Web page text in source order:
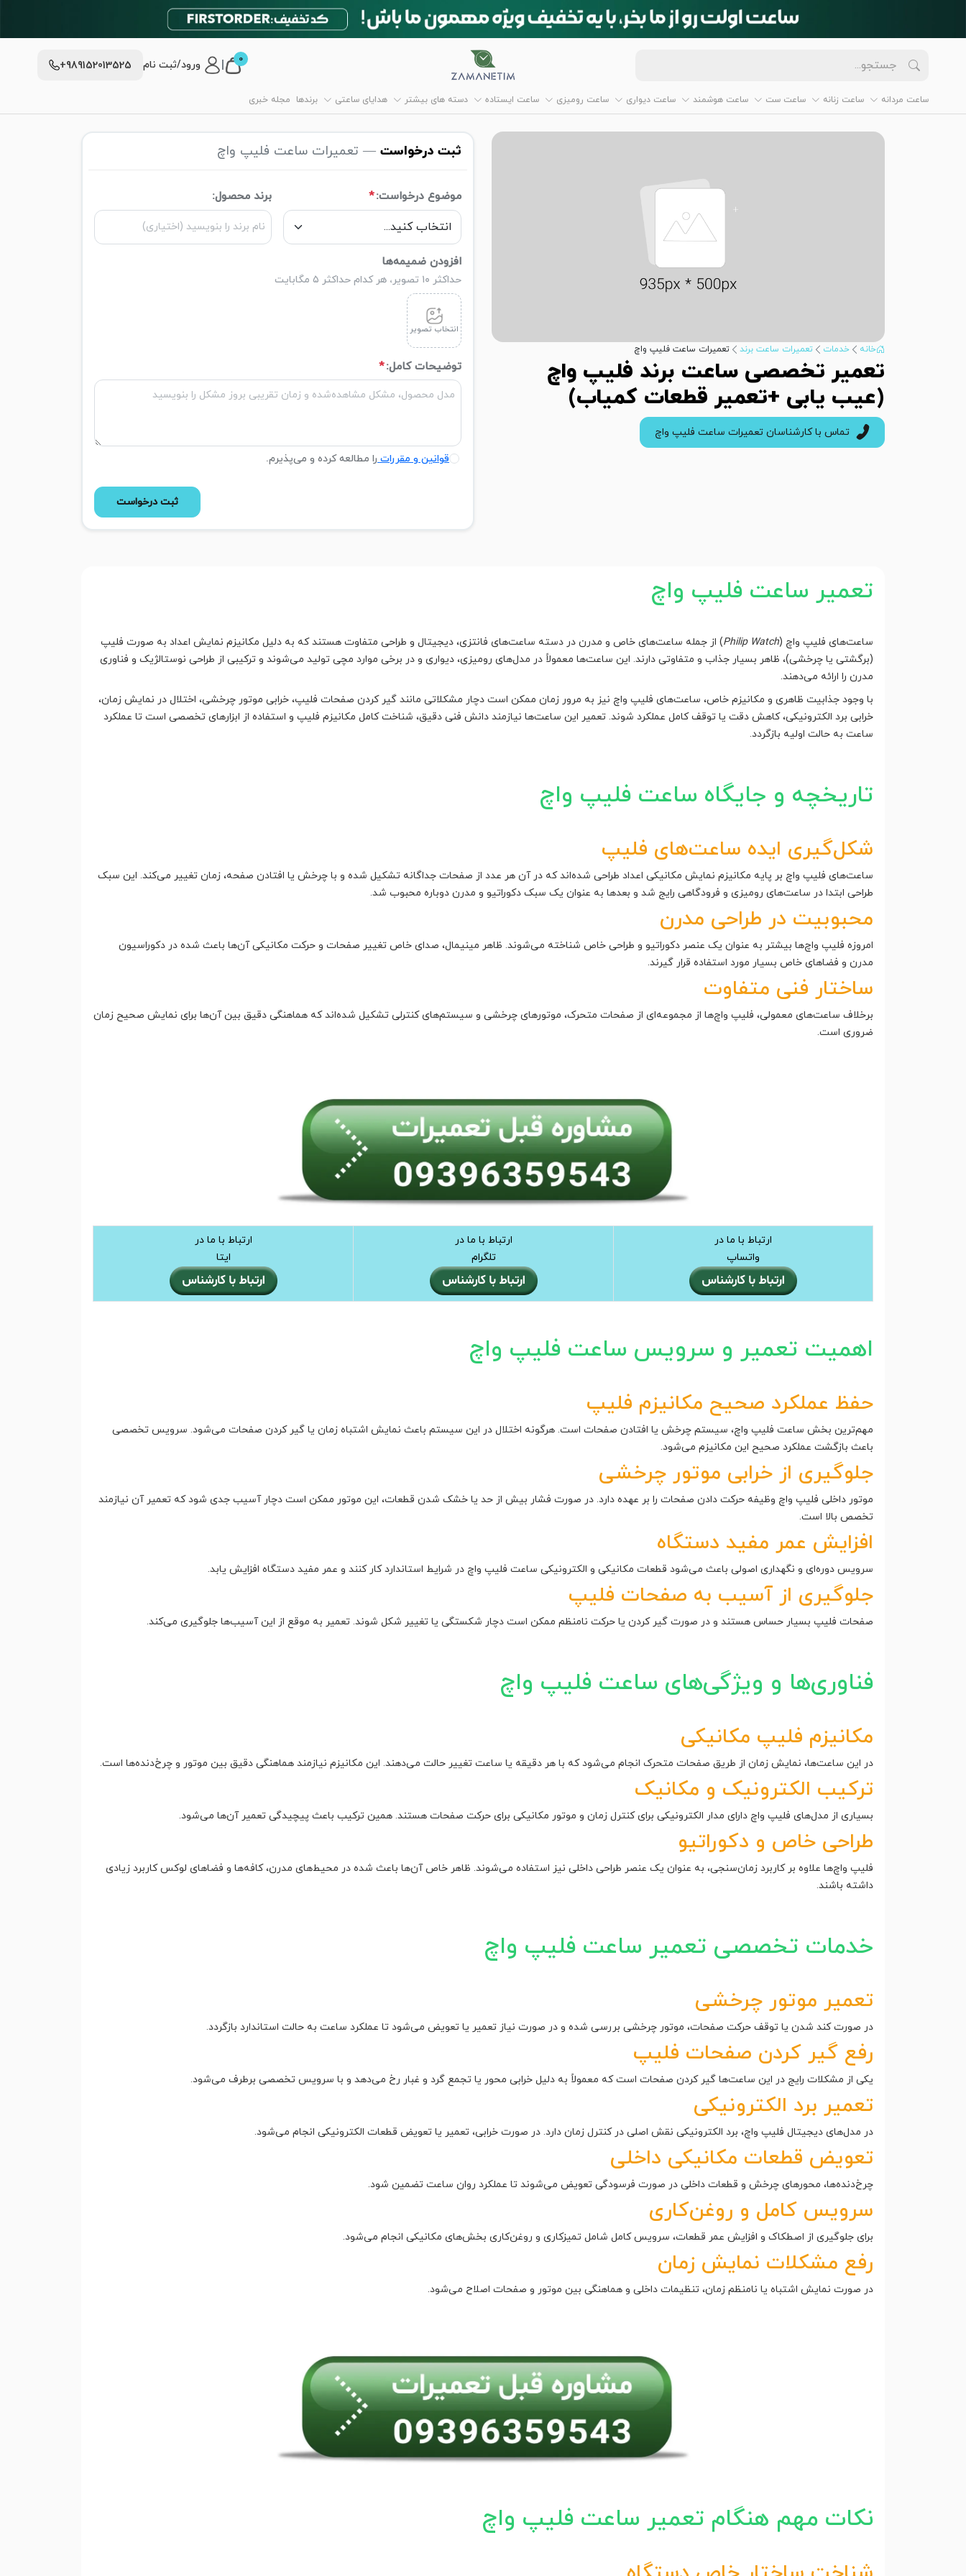
0 ورود/ثبت نام +989152013525
ساعت مردانه ساعت زنانه ساعت ست ساعت هوشمند ساعت دیواری ساعت رومیزی ساعت ایستاده دسته های بیشتر هدایای ساعتی برندها مجله خبری
خانه خدمات تعمیرات ساعت برند تعمیرات ساعت فلیپ واچ
تعمیر تخصصی ساعت برند فلیپ واچ
(عیب یابی +تعمیر قطعات کمیاب)
تماس با کارشناسان تعمیرات ساعت فلیپ واچ
ثبت درخواست — تعمیرات ساعت فلیپ واچ
موضوع درخواست:* برند محصول:
افزودن ضمیمه‌ها
حداکثر ۱۰ تصویر، هر کدام حداکثر ۵ مگابایت
انتخاب تصویر
توضیحات کامل:*
قوانین و مقررات را مطالعه کرده و می‌پذیرم.
ثبت درخواست
تعمیر ساعت فلیپ واچ
ساعت‌های فلیپ واچ (Philip Watch) از جمله ساعت‌های خاص و مدرن در دسته ساعت‌های فانتزی، دیجیتال و طراحی متفاوت هستند که به دلیل مکانیزم نمایش اعداد به صورت فلیپ
(برگشتی یا چرخشی)، ظاهر بسیار جذاب و متفاوتی دارند. این ساعت‌ها معمولاً در مدل‌های رومیزی، دیواری و در برخی موارد مچی تولید می‌شوند و ترکیبی از طراحی نوستالژیک و فناوری
مدرن را ارائه می‌دهند.
با وجود جذابیت ظاهری و مکانیزم خاص، ساعت‌های فلیپ واچ نیز به مرور زمان ممکن است دچار مشکلاتی مانند گیر کردن صفحات فلیپ، خرابی موتور چرخشی، اختلال در نمایش زمان،
خرابی برد الکترونیکی، کاهش دقت یا توقف کامل عملکرد شوند. تعمیر این ساعت‌ها نیازمند دانش فنی دقیق، شناخت کامل مکانیزم فلیپ و استفاده از ابزارهای تخصصی است تا عملکرد
ساعت به حالت اولیه بازگردد.
تاریخچه و جایگاه ساعت فلیپ واچ
شکل‌گیری ایده ساعت‌های فلیپ
ساعت‌های فلیپ واچ بر پایه مکانیزم نمایش مکانیکی اعداد طراحی شده‌اند که در آن هر عدد از صفحات جداگانه تشکیل شده و با چرخش یا افتادن صفحه، زمان تغییر می‌کند. این سبک
طراحی ابتدا در ساعت‌های رومیزی و فرودگاهی رایج شد و بعدها به عنوان یک سبک دکوراتیو و مدرن دوباره محبوب شد.
محبوبیت در طراحی مدرن
امروزه فلیپ واچ‌ها بیشتر به عنوان یک عنصر دکوراتیو و طراحی خاص شناخته می‌شوند. ظاهر مینیمال، صدای خاص تغییر صفحات و حرکت مکانیکی آن‌ها باعث شده در دکوراسیون
مدرن و فضاهای خاص بسیار مورد استفاده قرار گیرند.
ساختار فنی متفاوت
برخلاف ساعت‌های معمولی، فلیپ واچ‌ها از مجموعه‌ای از صفحات متحرک، موتورهای چرخشی و سیستم‌های کنترلی تشکیل شده‌اند که هماهنگی دقیق بین آن‌ها برای نمایش صحیح زمان
ضروری است.
ارتباط با ما در
واتساپ
ارتباط با ما در
تلگرام
ارتباط با ما در
ایتا
اهمیت تعمیر و سرویس ساعت فلیپ واچ
حفظ عملکرد صحیح مکانیزم فلیپ
مهم‌ترین بخش ساعت فلیپ واچ، سیستم چرخش یا افتادن صفحات است. هرگونه اختلال در این سیستم باعث نمایش اشتباه زمان یا گیر کردن صفحات می‌شود. سرویس تخصصی
باعث بازگشت عملکرد صحیح این مکانیزم می‌شود.
جلوگیری از خرابی موتور چرخشی
موتور داخلی فلیپ واچ وظیفه حرکت دادن صفحات را بر عهده دارد. در صورت فشار بیش از حد یا خشک شدن قطعات، این موتور ممکن است دچار آسیب جدی شود که تعمیر آن نیازمند
تخصص بالا است.
افزایش عمر مفید دستگاه
سرویس دوره‌ای و نگهداری اصولی باعث می‌شود قطعات مکانیکی و الکترونیکی ساعت فلیپ واچ در شرایط استاندارد کار کنند و عمر مفید دستگاه افزایش یابد.
جلوگیری از آسیب به صفحات فلیپ
صفحات فلیپ بسیار حساس هستند و در صورت گیر کردن یا حرکت نامنظم ممکن است دچار شکستگی یا تغییر شکل شوند. تعمیر به موقع از این آسیب‌ها جلوگیری می‌کند.
فناوری‌ها و ویژگی‌های ساعت فلیپ واچ
مکانیزم فلیپ مکانیکی
در این ساعت‌ها، نمایش زمان از طریق صفحات متحرک انجام می‌شود که با هر دقیقه یا ساعت تغییر حالت می‌دهند. این مکانیزم نیازمند هماهنگی دقیق بین موتور و چرخ‌دنده‌ها است.
ترکیب الکترونیک و مکانیک
بسیاری از مدل‌های فلیپ واچ دارای مدار الکترونیکی برای کنترل زمان و موتور مکانیکی برای حرکت صفحات هستند. همین ترکیب باعث پیچیدگی تعمیر آن‌ها می‌شود.
طراحی خاص و دکوراتیو
فلیپ واچ‌ها علاوه بر کاربرد زمان‌سنجی، به عنوان یک عنصر طراحی داخلی نیز استفاده می‌شوند. ظاهر خاص آن‌ها باعث شده در محیط‌های مدرن، کافه‌ها و فضاهای لوکس کاربرد زیادی
داشته باشند.
خدمات تخصصی تعمیر ساعت فلیپ واچ
تعمیر موتور چرخشی
در صورت کند شدن یا توقف حرکت صفحات، موتور چرخشی بررسی شده و در صورت نیاز تعمیر یا تعویض می‌شود تا عملکرد ساعت به حالت استاندارد بازگردد.
رفع گیر کردن صفحات فلیپ
یکی از مشکلات رایج در این ساعت‌ها گیر کردن صفحات است که معمولاً به دلیل خرابی محور یا تجمع گرد و غبار رخ می‌دهد و با سرویس تخصصی برطرف می‌شود.
تعمیر برد الکترونیکی
در مدل‌های دیجیتال فلیپ واچ، برد الکترونیکی نقش اصلی در کنترل زمان دارد. در صورت خرابی، تعمیر یا تعویض قطعات الکترونیکی انجام می‌شود.
تعویض قطعات مکانیکی داخلی
چرخ‌دنده‌ها، محورهای چرخش و قطعات داخلی در صورت فرسودگی تعویض می‌شوند تا عملکرد روان ساعت تضمین شود.
سرویس کامل و روغن‌کاری
برای جلوگیری از اصطکاک و افزایش عمر قطعات، سرویس کامل شامل تمیزکاری و روغن‌کاری بخش‌های مکانیکی انجام می‌شود.
رفع مشکلات نمایش زمان
در صورت نمایش اشتباه یا نامنظم زمان، تنظیمات داخلی و هماهنگی بین موتور و صفحات اصلاح می‌شود.
نکات مهم هنگام تعمیر ساعت فلیپ واچ